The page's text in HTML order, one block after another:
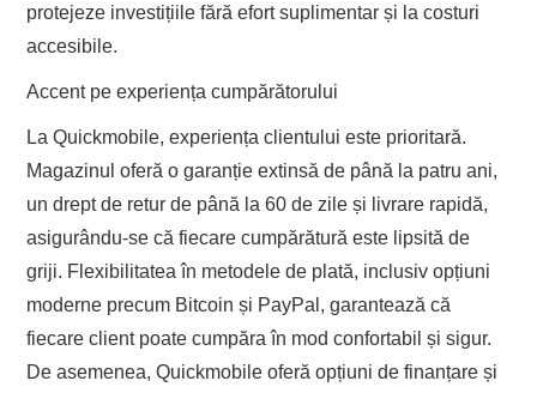
protejeze investițiile fără efort suplimentar și la costuri
accesibile.
Accent pe experiența cumpărătorului
La Quickmobile, experiența clientului este prioritară.
Magazinul oferă o garanție extinsă de până la patru ani,
un drept de retur de până la 60 de zile și livrare rapidă,
asigurându-se că fiecare cumpărătură este lipsită de
griji. Flexibilitatea în metodele de plată, inclusiv opțiuni
moderne precum Bitcoin și PayPal, garantează că
fiecare client poate cumpăra în mod confortabil și sigur.
De asemenea, Quickmobile oferă opțiuni de finanțare și